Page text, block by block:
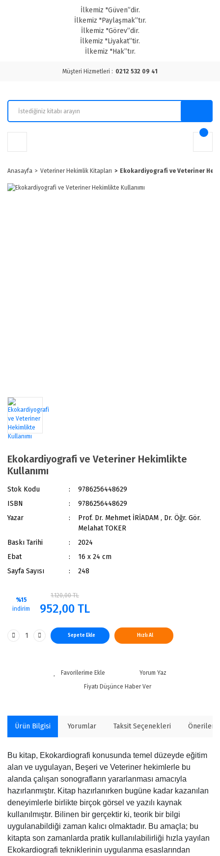
İlkemiz "Güven”dir.
İlkemiz "Paylaşmak”tır.
İlkemiz "Görev”dir.
İlkemiz "Liyakat”tir.
İlkemiz "Hak”tır.
Müşteri Hizmetleri : 0212 532 09 41
Anasayfa Veteriner Hekimlik Kitapları Ekokardiyografi ve Veteriner
Ekokardiyografi ve Veteriner Hekimlikte
Kullanımı
Stok Kodu
9786256448629
ISBN
9786256448629
Yazar
Prof. Dr. Mehmet İRİADAM , Dr. Öğr. Gör.
Melahat TOKER
Baskı Tarihi
2024
Ebat
16 x 24 cm
Sayfa Sayısı
248
%15
indirim
1.120,00 TL
952,00 TL
Sepete Ekle Hızlı Al
Yorum Yaz
Fiyatı Düşünce Haber Ver
Ürün Bilgisi Yorumlar Taksit Seçenekleri
Bu kitap, Ekokardiografi konusunda temel düzeyde eğitim
alan ve uygulayan, Beşeri ve Veteriner hekimlerle bu
alanda çalışan sonografların yararlanması amacıyla
hazırlanmıştır. Kitap hazırlanırken bugüne kadar kazanılan
deneyimlerle birlikte birçok görsel ve yazılı kaynak
kullanılmıştır. Bilinen bir gerçektir ki, teorik bir bilgi
uygulanabildiği zaman kalıcı olmaktadır. Bu amaçla; bu
kitapta son zamanlarda pratik kullanılabilirliği hızla yayılan
Ekokardiografi tekniklerinin uygulanma esaslarından